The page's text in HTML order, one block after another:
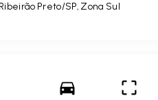
Preto/SP, Zona Sul